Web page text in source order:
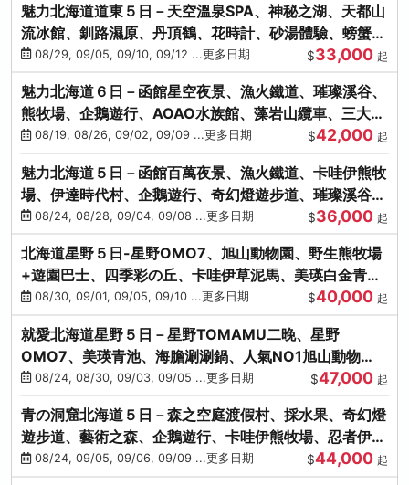
魅力北海道道東５日－天空溫泉SPA、神秘之湖、天都山
流冰館、釧路濕原、丹頂鶴、花時計、砂湯體驗、螃蟹吃
到飽08/29, 09/05, 09/10, 09/12 ...更多日期 $33,000 起
魅力北海道６日－函館星空夜景、漁火鐵道、璀璨溪谷、
熊牧場、企鵝遊行、AOAO水族館、藻岩山纜車、三大螃
蟹吃到飽
08/19, 08/26, 09/02, 09/09 ...更多日期 $42,000 起
魅力北海道５日－函館百萬夜景、漁火鐵道、卡哇伊熊牧
場、伊達時代村、企鵝遊行、奇幻燈遊步道、璀璨溪谷、
人氣NO1小丑漢堡
08/24, 08/28, 09/04, 09/08 ...更多日期 $36,000 起
北海道星野５日-星野OMO7、旭山動物園、野生熊牧場
+遊園巴士、四季彩の丘、卡哇伊草泥馬、美瑛白金青
池、螃蟹吃到飽
08/30, 09/01, 09/05, 09/10 ...更多日期 $40,000 起
就愛北海道星野５日－星野TOMAMU二晚、星野
OMO7、美瑛青池、海膽涮涮鍋、人氣NO1旭山動物
園、海鮮和牛螃蟹吃到飽
08/24, 08/30, 09/03, 09/05 ...更多日期 $47,000 起
青の洞窟北海道５日－森之空庭渡假村、採水果、奇幻燈
遊步道、藝術之森、企鵝遊行、卡哇伊熊牧場、忍者伊達
時代村、螃蟹吃到飽
08/24, 09/05, 09/06, 09/09 ...更多日期 $44,000 起